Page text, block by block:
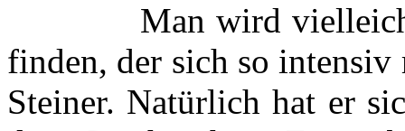
Man wird
finden, der sich so
Steiner. Natürlich hat er